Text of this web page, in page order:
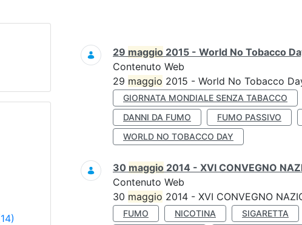
Ricerca
29 maggio 2015 - World No Tobacco
Contenuto Web
29 maggio 2015 - World No Tobacco
GIORNATA MONDIALE SENZA TABACCO
DANNI DA FUMO
FUMO PASSIVO
WORLD NO TOBACCO DAY
30 maggio 2014 - XVI CONVEGNO
Contenuto Web
30 maggio 2014 - XVI CONVEGNO
FUMO NICOTINA SIGARETTA